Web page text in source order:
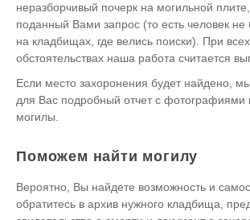
неразборчивый почерк на могильной
поданный Вами запрос (то есть человек не
на кладбищах, где велись поиски). При
обстоятельствах наша работа считается
Если место захоронения будет найдено,
для Вас подробный отчет с фотографиями
могилы.
Поможем найти могилу
Вероятно, Вы найдете возможность и
обратитесь в архив нужного кладбища,